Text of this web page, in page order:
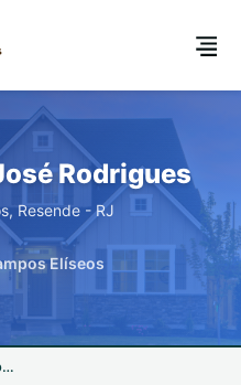
Rodrigues
Resende - RJ
Elíseos